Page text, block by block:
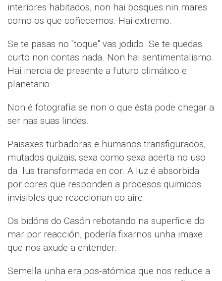
interiores habitados, non hai bosques nin mares
como os que coñecemos. Hai extremo.
Se te pasas no "toque" vas jodido. Se te quedas
curto non contas nada. Non hai sentimentalismo.
Hai inercia de presente a futuro climático e
planetario.
Non é fotografía se non o que ésta pode chegar a
ser nas suas lindes.
Paisaxes turbadoras e humanos transfigurados,
mutados quizais; sexa como sexa acerta no uso
da lus transformada en cor. A luz é absorbida
por cores que responden a procesos quimicos
invisibles que reaccionan co aire.
Os bidóns do Casón rebotando na superficie do
mar por reacción, podería fixarnos unha imaxe
que nos axude a entender.
Semella unha era pos-atómica que nos reduce a